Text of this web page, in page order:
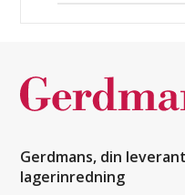
Gerdmans, din
lagerinredning